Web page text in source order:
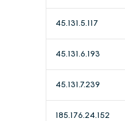
45.131.5.117
45.131.6.193
45.131.7.239
185.176.24.152